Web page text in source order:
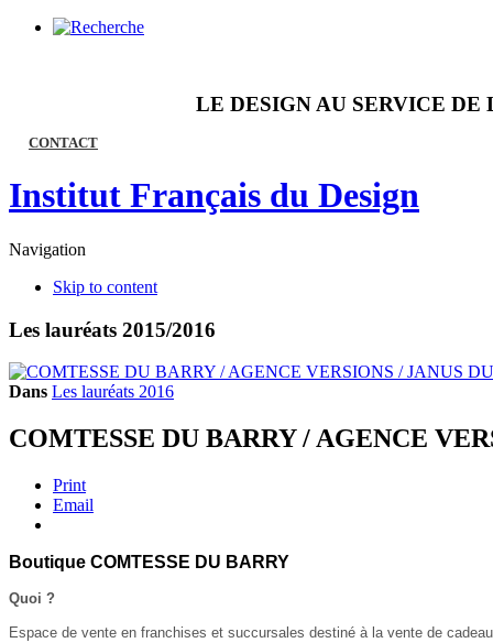
LE DESIGN AU SERVICE
CONTACT
Institut Français du Design
Navigation
Skip to content
Les lauréats 2015/2016
Dans Les lauréats 2016
COMTESSE DU BARRY / AGENCE
Print
Email
Boutique COMTESSE DU BARRY
Quoi ?
Espace de vente en franchises et succursales destiné à la vente de